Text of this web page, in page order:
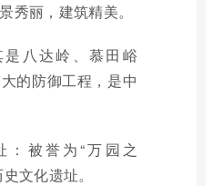
秀丽，建筑精美。
八达岭、慕田峪
的防御工程，是中
：被誉为“万园之
文化遗址。